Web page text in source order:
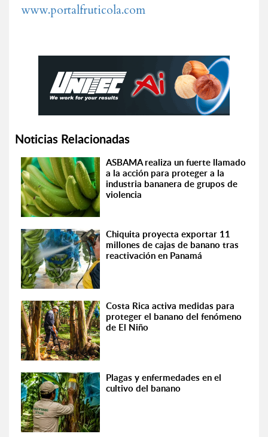
www.portalfruticola.com
Noticias Relacionadas
ASBAMA realiza un fuerte llamado
a la acción para proteger a la
industria bananera de grupos de
violencia
Chiquita proyecta exportar 11
millones de cajas de banano tras
reactivación en Panamá
Costa Rica activa medidas para
proteger el banano del fenómeno
de El Niño
Plagas y enfermedades en el
cultivo del banano